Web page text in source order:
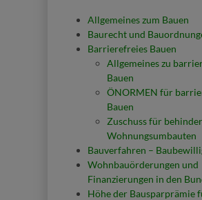
Allgemeines zum Bauen
Baurecht und
Barrierefreies Bauen
Allgemeines zu
Bauen
ÖNORMEN für
Bauen
Zuschuss für
Wohnungsumbauten
Bauverfahren –
Wohnbauörderungen und
Finanzierungen in den
Höhe der Bausparprämie